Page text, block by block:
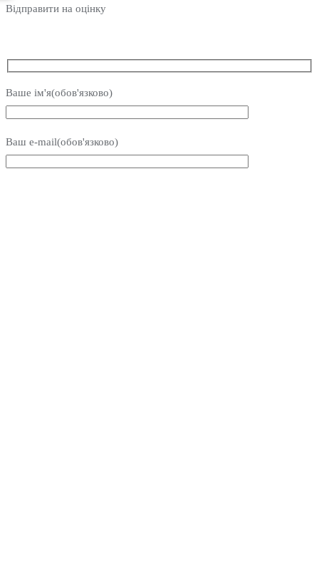
Відправити на оцінку
Ваше ім'я(обов'язково)
Ваш e-mail(обов'язково)